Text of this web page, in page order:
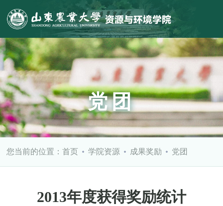
党团
您当前的位置：首页 学院资源 成果奖励 党团
2013年度获得奖励统计